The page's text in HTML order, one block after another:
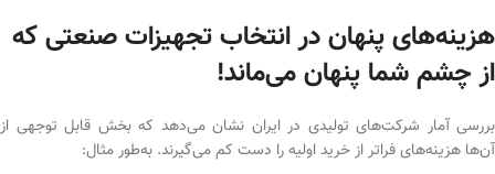
هزینه‌های پنهان در انتخاب تجهیزات صنعتی که
از چشم شما پنهان می‌ماند!
بررسی آمار شرکت‌های تولیدی در ایران نشان می‌دهد که بخش قابل توجهی از
آن‌ها هزینه‌های فراتر از خرید اولیه را دست کم می‌گیرند. به‌طور مثال: